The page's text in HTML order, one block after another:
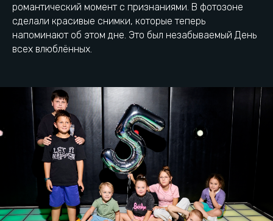
романтический момент с признаниями. В фотозоне
сделали красивые снимки, которые теперь
напоминают об этом дне. Это был незабываемый День
всех влюблённых.
Пиксель Квест находится
в центре Одинцово
Городская парковка
г. Одинцово, Можайское
шоссе, д.121,2 этаж
Как добраться
+7 (977) 420-08-08
Напишите нам в мессенджеры